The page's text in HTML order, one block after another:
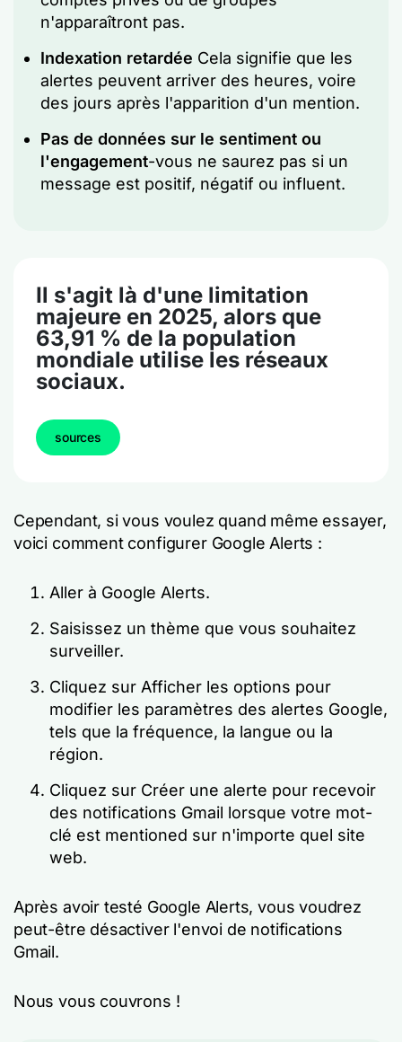
n'apparaîtront pas.
Indexation retardée Cela signifie que les
alertes peuvent arriver des heures, voire
des jours après l'apparition d'un mention.
Pas de données sur le sentiment ou
l'engagement-vous ne saurez pas si un
message est positif, négatif ou influent.
Il s'agit là d'une limitation
majeure en 2025, alors que
63,91 % de la population
mondiale utilise les réseaux
sociaux.
sources
Cependant, si vous voulez quand même essayer,
voici comment configurer Google Alerts :
Aller à Google Alerts.
Saisissez un thème que vous souhaitez
surveiller.
Cliquez sur Afficher les options pour
modifier les paramètres des alertes Google,
tels que la fréquence, la langue ou la
région.
Cliquez sur Créer une alerte pour recevoir
des notifications Gmail lorsque votre mot-
clé est mentioned sur n'importe quel site
web.
Après avoir testé Google Alerts, vous voudrez
peut-être désactiver l'envoi de notifications
Gmail.
Nous vous couvrons !